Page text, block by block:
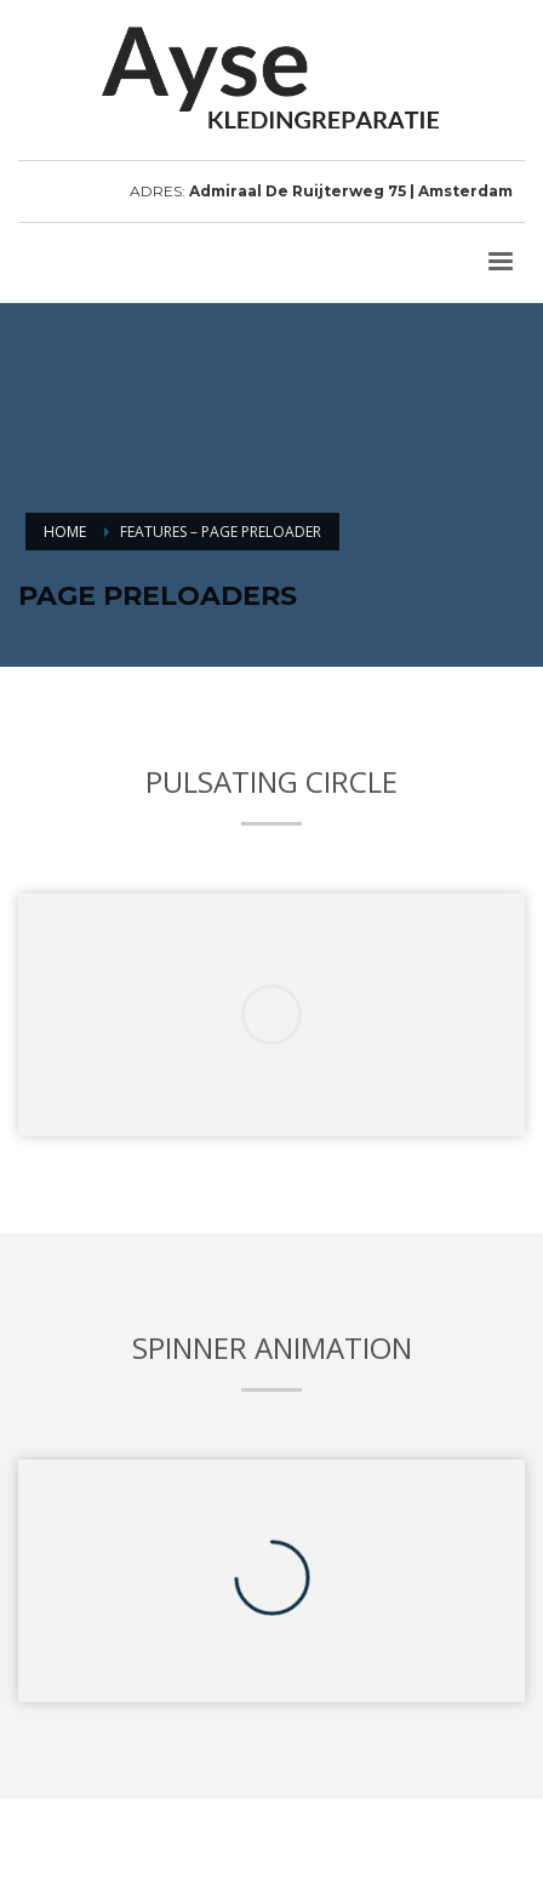
ADRES: Admiraal De Ruijterweg 75 | Amsterdam
HOME FEATURES – PAGE PRELOADER
PAGE PRELOADERS
PULSATING CIRCLE
SPINNER ANIMATION